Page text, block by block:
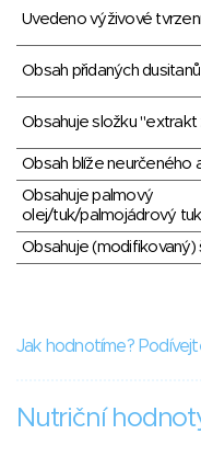
Uvedeno výživové tvrzení
Obsah přidaných dusitanů
Obsahuje složku "extrakt
Obsah blíže neurčeného
Obsahuje palmový
olej/tuk/palmojádrový tuk
Obsahuje (modifikovaný)
Jak hodnotíme?
Nutriční